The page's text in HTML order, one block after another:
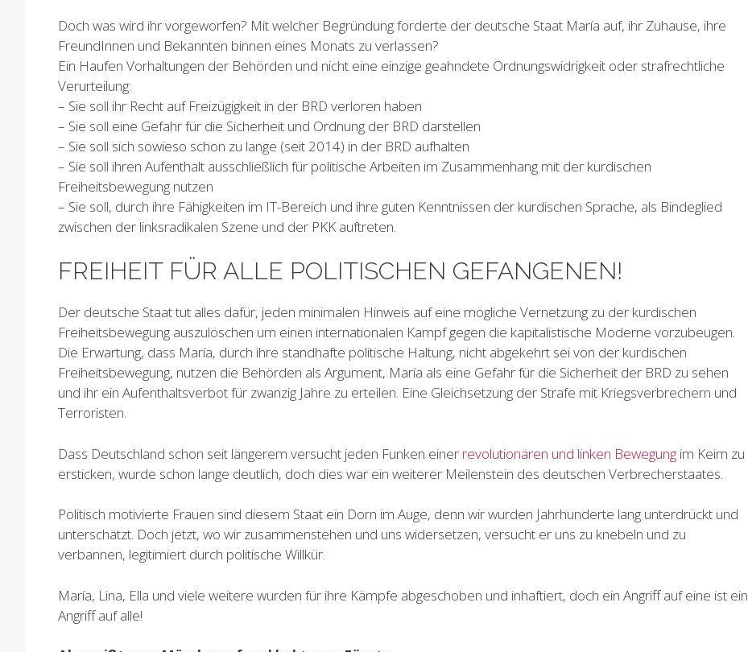
Doch was wird ihr vorgeworfen? Mit welcher Begründung forderte der deutsche Staat María auf, ihr Zuhause, ihre
FreundInnen und Bekannten binnen eines Monats zu verlassen?
Ein Haufen Vorhaltungen der Behörden und nicht eine einzige geahndete Ordnungswidrigkeit oder strafrechtliche
Verurteilung:
– Sie soll ihr Recht auf Freizügigkeit in der BRD verloren haben
– Sie soll eine Gefahr für die Sicherheit und Ordnung der BRD darstellen
– Sie soll sich sowieso schon zu lange (seit 2014) in der BRD aufhalten
– Sie soll ihren Aufenthalt ausschließlich für politische Arbeiten im Zusammenhang mit der kurdischen
Freiheitsbewegung nutzen
– Sie soll, durch ihre Fähigkeiten im IT-Bereich und ihre guten Kenntnissen der kurdischen Sprache, als Bindeglied
zwischen der linksradikalen Szene und der PKK auftreten.
FREIHEIT FÜR ALLE POLITISCHEN GEFANGENEN!
Der deutsche Staat tut alles dafür, jeden minimalen Hinweis auf eine mögliche Vernetzung zu der kurdischen
Freiheitsbewegung auszulöschen um einen internationalen Kampf gegen die kapitalistische Moderne vorzubeugen.
Die Erwartung, dass María, durch ihre standhafte politische Haltung, nicht abgekehrt sei von der kurdischen
Freiheitsbewegung, nutzen die Behörden als Argument, María als eine Gefahr für die Sicherheit der BRD zu sehen
und ihr ein Aufenthaltsverbot für zwanzig Jahre zu erteilen. Eine Gleichsetzung der Strafe mit Kriegsverbrechern und
Terroristen.
Dass Deutschland schon seit längerem versucht jeden Funken einer revolutionären und linken Bewegung im Keim zu
ersticken, wurde schon lange deutlich, doch dies war ein weiterer Meilenstein des deutschen Verbrecherstaates.
Politisch motivierte Frauen sind diesem Staat ein Dorn im Auge, denn wir wurden Jahrhunderte lang unterdrückt und
unterschätzt. Doch jetzt, wo wir zusammenstehen und uns widersetzen, versucht er uns zu knebeln und zu
verbannen, legitimiert durch politische Willkür.
María, Lina, Ella und viele weitere wurden für ihre Kämpfe abgeschoben und inhaftiert, doch ein Angriff auf eine ist ein
Angriff auf alle!